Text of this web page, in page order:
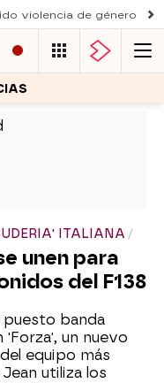
violencia de género
ITALIANA
unen para
del F138
banda
un nuevo
equipo más
utiliza los